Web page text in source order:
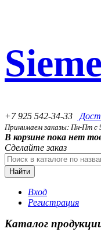
+7 925 542-34-33
Принимаем заказы: Пн-Пт с
В корзине пока нет
Сделайте заказ
Найти
Вход
Регистрация
Каталог